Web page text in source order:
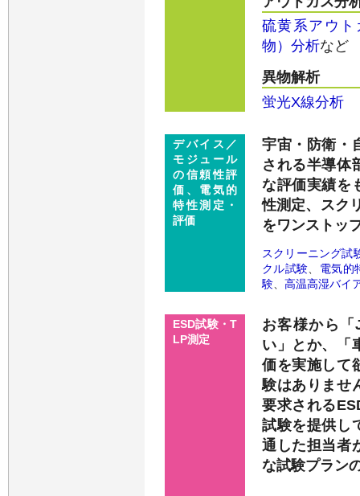
硫黄系アウト
物）分析など
異物解析
蛍光X線分析
デバイス／
モジュール
の信頼性評
価、電気的
特性測定・
評価
宇宙・防衛・
される半導体
な評価実績を
性測定、スク
をワンストッ
スクリーニング試
クル試験
電気的
験
高温高湿バイ
ESD試験・T
LP測定
お客様から「
い」とか、「
価を実施して
験はありませ
要求される
試験を提供し
通した担当者
な試験プラン